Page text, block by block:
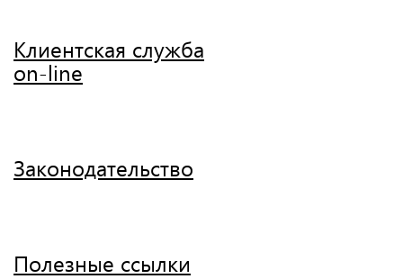
Клиентская служба
on-line
Законодательство
Полезные ссылки